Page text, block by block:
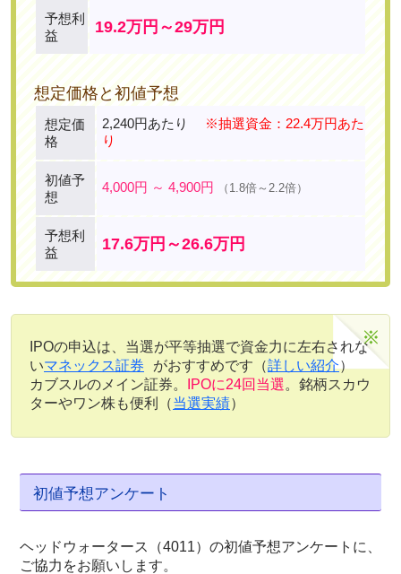
予想利
益
19.2万円～29万円
想定価格と初値予想
想定価
格
2,240円あたり
※抽選資金：22.4万円あた
り
初値予
想
4,000円 ～ 4,900円 （1.8倍～2.2倍）
予想利
益
17.6万円～26.6万円
IPOの申込は、当選が平等抽選で資金力に左右されな
いマネックス証券 がおすすめです（詳しい紹介）
カブスルのメイン証券。
IPOに24回当選。銘柄スカウ
ターやワン株も便利（当選実績）
初値予想アンケート
ヘッドウォータース（4011）の初値予想アンケートに、
ご協力をお願いします。